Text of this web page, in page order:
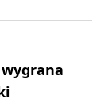
wygrana